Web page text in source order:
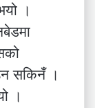
।
सकिनँ ।
।